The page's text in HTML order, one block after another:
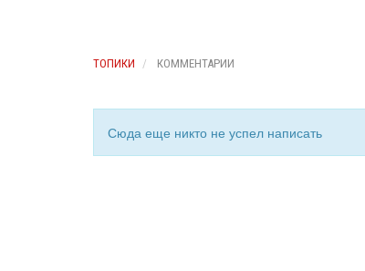
ТОПИКИ КОММЕНТАРИИ
Сюда еще никто не успел написать